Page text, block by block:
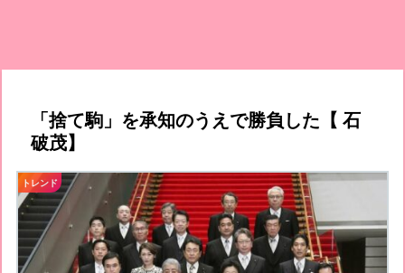
「捨て駒」を承知のうえで勝負した【 石
破茂】
トレンド